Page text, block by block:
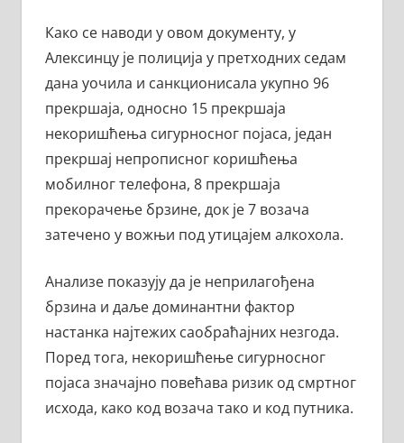
Како се наводи у овом документу, у
Алексинцу је полиција у претходних седам
дана уочила и санкционисала укупно 96
прекршаја, односно 15 прекршаја
некоришћења сигурносног појаса, један
прекршај непрописног коришћења
мобилног телефона, 8 прекршаја
прекорачење брзине, док је 7 возача
затечено у вожњи под утицајем алкохола.
Анализе показују да је неприлагођена
брзина и даље доминантни фактор
настанка најтежих саобраћајних незгода.
Поред тога, некоришћење сигурносног
појаса значајно повећава ризик од смртног
исхода, како код возача тако и код путника.